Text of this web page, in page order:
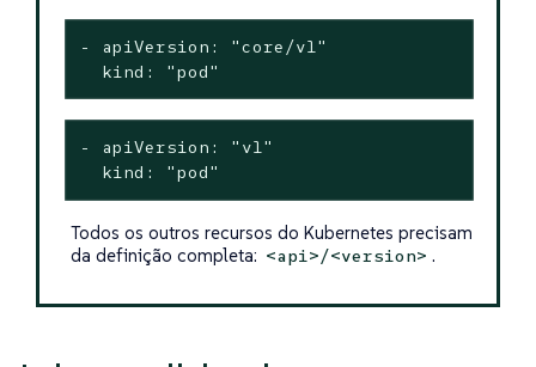
- apiVersion: "core/v1"
  kind: "pod"
- apiVersion: "v1"
  kind: "pod"
Todos os outros recursos do Kubernetes precisam
da definição completa: <api>/<version> .